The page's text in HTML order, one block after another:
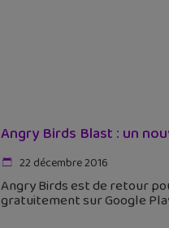
Angry Birds Blast : un
22 décembre 2016
Angry Birds est de retour
gratuitement sur Google